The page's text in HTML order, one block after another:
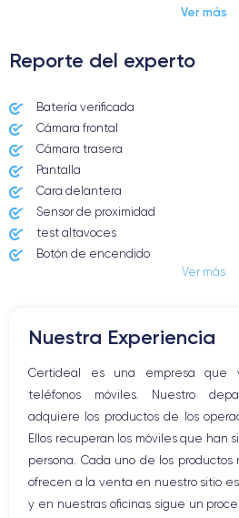
Dimensiones y Peso
Lanzamiento
22/09/2023
Dimensiones
OLED 6.1 pulgadas
Apple A17 Bionic 6
Nombre GPU
6 Core GPU
48 MP 12
Ver más
Reporte del experto
Batería verificada
Cámara frontal
Cámara trasera
Pantalla
Cara delantera
Sensor de proximidad
test altavoces
Botón de encendido
Altavoz
Botón Inicio
Bluetooth
WiFi
Red móvil
Vibración
Conector USB
Ver más
Nuestra Experiencia
Certideal es una empresa que
teléfonos móviles. Nuestro
adquiere los productos de los
Ellos recuperan los móviles que han
persona. Cada uno de los productos
ofrecen a la venta en nuestro sitio
y en nuestras oficinas sigue un